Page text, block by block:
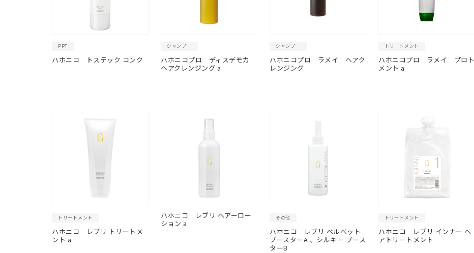
PPT
ハホニコ トステック コンク
シャンプー
ハホニコプロ ディスデモカ
ヘアクレンジング a
シャンプー
ハホニコプロ ラメイ ヘアク
レンジング
トリートメント
ハホニコプロ ラメイ プロト
メント a
トリートメント
ハホニコ
レブリ トリートメ
ント a
ハホニコ
レブリ ヘアーロー
ション a
その他
ハホニコ
レブリ ベルベット
ブースターA 、シルキー ブース
ターB
トリートメント
ハホニコ
レブリ インナー ヘ
アトリートメント